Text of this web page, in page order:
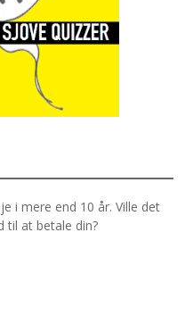
i mere end 10 år. Ville det
til at betale din?